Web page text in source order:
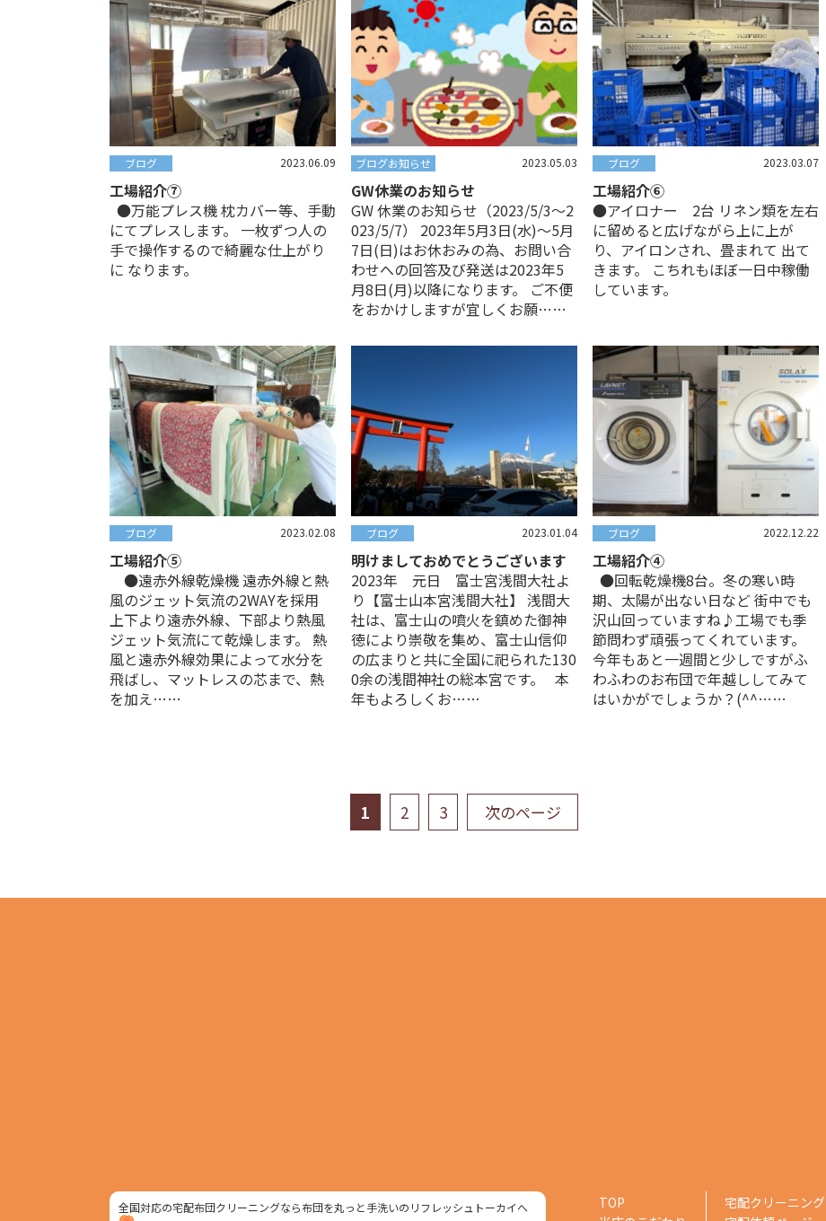
ブログ 2023.06.09
工場紹介⑦
●万能プレス機 枕カバー等、手動
にてプレスします。 一枚ずつ人の
手で操作するので綺麗な仕上がり
に なります。
ブログお知らせ 2023.05.03
GW休業のお知らせ
GW 休業のお知らせ（2023/5/3～2
023/5/7） 2023年5月3日(水)～5月
7日(日)はお休おみの為、お問い合
わせへの回答及び発送は2023年5
月8日(月)以降になります。 ご不便
をおかけしますが宜しくお願……
ブログ 2023.03.07
工場紹介⑥
●アイロナー 2台 リネン類を左右
に留めると広げながら上に上が
り、アイロンされ、畳まれて 出て
きます。 こちれもほぼ一日中稼働
しています。
ブログ 2023.02.08
工場紹介⑤
●遠赤外線乾燥機 遠赤外線と熱
風のジェット気流の2WAYを採用
上下より遠赤外線、下部より熱風
ジェット気流にて乾燥します。 熱
風と遠赤外線効果によって水分を
飛ばし、マットレスの芯まで、熱
を加え……
ブログ 2023.01.04
明けましておめでとうございます
2023年 元日 富士宮浅間大社よ
り【富士山本宮浅間大社】 浅間大
社は、富士山の噴火を鎮めた御神
徳により崇敬を集め、富士山信仰
の広まりと共に全国に祀られた130
0余の浅間神社の総本宮です。 本
年もよろしくお……
ブログ 2022.12.22
工場紹介④
●回転乾燥機8台。冬の寒い時
期、太陽が出ない日など 街中でも
沢山回っていますね♪工場でも季
節問わず頑張ってくれています。
今年もあと一週間と少しですがふ
わふわのお布団で年越ししてみて
はいかがでしょうか？(^^……
1 2 3 次のページ
全国対応の宅配布団クリーニングなら布団を丸っと手洗いのリフレッシュトーカイへ
TOP
宅配クリーニング